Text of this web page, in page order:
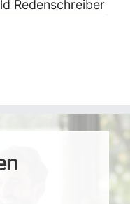
Reden­schreiber